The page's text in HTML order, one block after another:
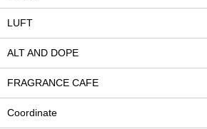
LUFT
ALT AND DOPE
FRAGRANCE CAFE
Coordinate